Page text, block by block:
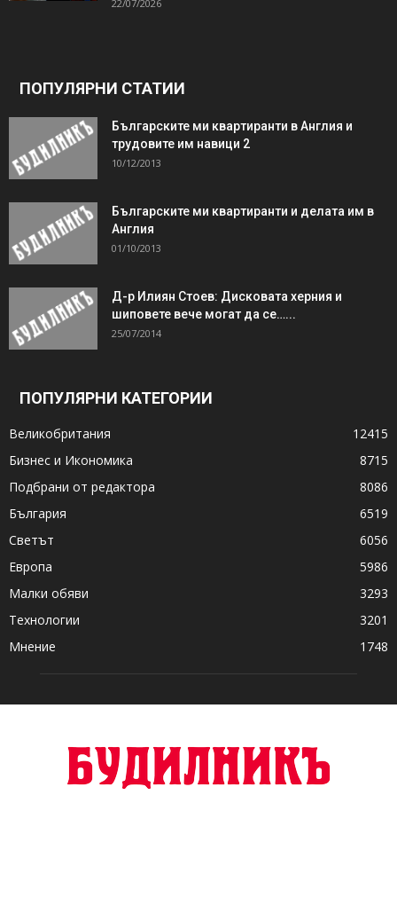
22/07/2026
ПОПУЛЯРНИ СТАТИИ
Българските ми квартиранти в Англия и
трудовите им навици 2
10/12/2013
Българските ми квартиранти и делата им в
Англия
01/10/2013
Д-р Илиян Стоев: Дисковата херния и
шиповете вече могат да се…...
25/07/2014
ПОПУЛЯРНИ КАТЕГОРИИ
Великобритания
12415
Бизнес и Икономика
8715
Подбрани от редактора
8086
България
6519
Светът
6056
Европа
5986
Малки обяви
3293
Технологии
3201
Мнение
1748